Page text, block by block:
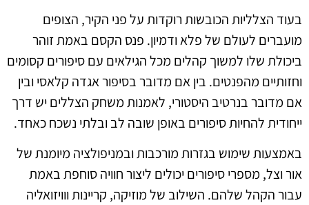
בעוד הצלליות הכובשות רוקדות על פני הקיר, הצופים
מועברים לעולם של פלא ודמיון. פנס הקסם באמת זוהר
ביכולת שלו למשוך קהלים מכל הגילאים עם סיפורים קסומים
וחזותיים מהפנטים. בין אם מדובר בסיפור אגדה קלאסי ובין
אם מדובר בנרטיב היסטורי, לאמנות משחק הצללים יש דרך
ייחודית להחיות סיפורים באופן שובה לב ובלתי נשכח כאחד.
באמצעות שימוש בגזרות מורכבות ובמניפולציה מיומנת של
אור וצל, מספרי סיפורים יכולים ליצור חוויה סוחפת באמת
עבור הקהל שלהם. השילוב של מוזיקה, קריינות ווויזואליה